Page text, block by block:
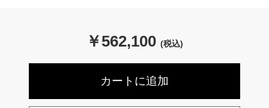
￥562,100 (税込)